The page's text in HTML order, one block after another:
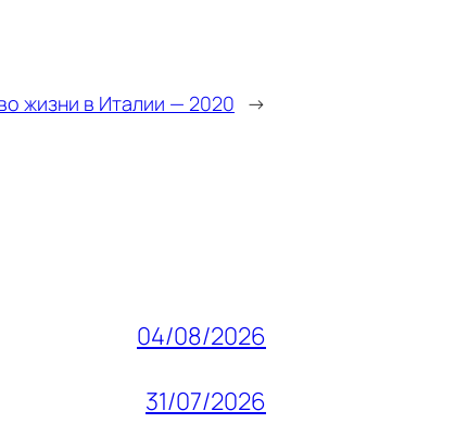
жизни в Италии — 2020 →
04/08/2026
31/07/2026